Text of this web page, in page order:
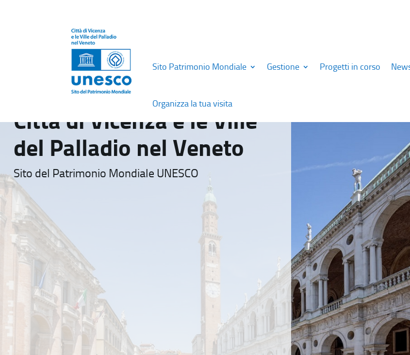
Sito Patrimonio Mondiale Gestione Progetti in corso
Organizza la tua visita
Città di Vicenza e le Ville
del Palladio nel Veneto
Sito del Patrimonio Mondiale UNESCO